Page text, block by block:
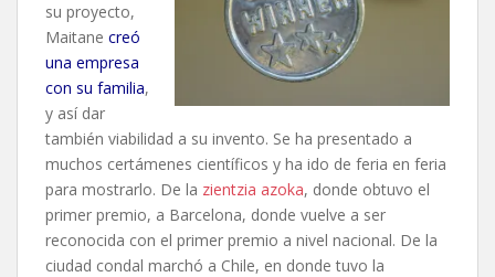
su proyecto,
Maitane creó
una empresa
con su familia,
y así dar
también viabilidad a su invento. Se ha presentado a
muchos certámenes científicos y ha ido de feria en feria
para mostrarlo. De la zientzia azoka, donde obtuvo el
primer premio, a Barcelona, donde vuelve a ser
reconocida con el primer premio a nivel nacional. De la
ciudad condal marchó a Chile, en donde tuvo la